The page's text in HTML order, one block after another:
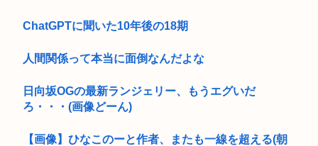
ChatGPTに聞いた10年後の18期
人間関係って本当に面倒なんだよな
日向坂OGの最新ランジェリー、もうエグいだ
ろ・・・(画像どーん)
【画像】ひなこのーと作者、またも一線を超える(朝